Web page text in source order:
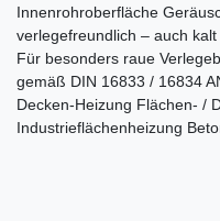
Innenrohroberfläche
verlegefreundlich – auch
Für besonders raue
gemäß DIN 16833 / 16834
Decken-Heizung Flächen- /
Industrieflächenheizung